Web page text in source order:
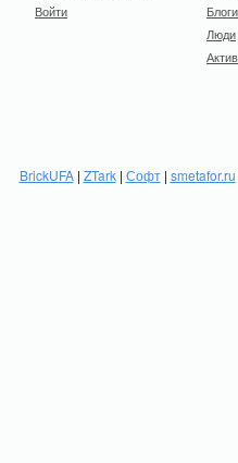
Войти
Блоги
Люди
BrickUFA| ZTark| Софт| smetafor.ru